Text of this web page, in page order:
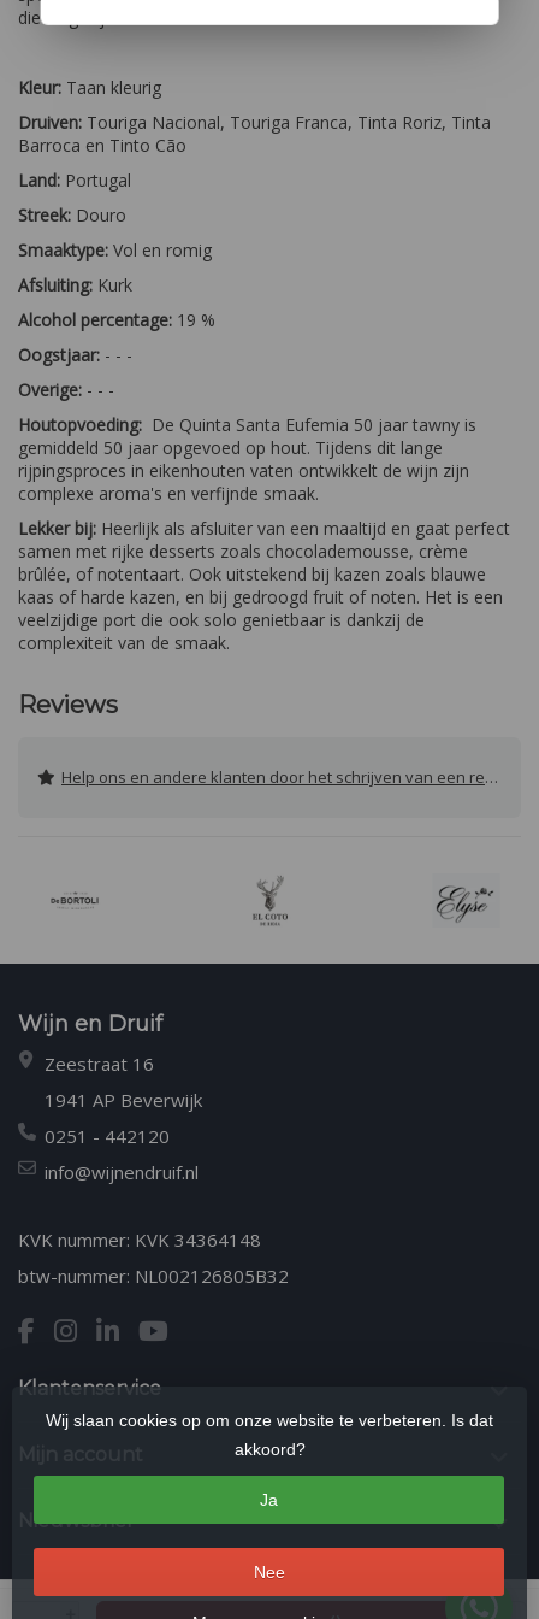
die lang blijft nazinderen.
Kleur: Taan kleurig
Druiven: Touriga Nacional, Touriga Franca, Tinta Roriz, Tinta
Barroca en Tinto Cão
Land: Portugal
Streek: Douro
Smaaktype: Vol en romig
Afsluiting: Kurk
Alcohol percentage: 19 %
Oogstjaar: - - -
Overige: - - -
Houtopvoeding: De Quinta Santa Eufemia 50 jaar tawny is
gemiddeld 50 jaar opgevoed op hout. Tijdens dit lange
rijpingsproces in eikenhouten vaten ontwikkelt de wijn zijn
complexe aroma's en verfijnde smaak.
Lekker bij: Heerlijk als afsluiter van een maaltijd en gaat perfect
samen met rijke desserts zoals chocolademousse, crème
brûlée, of notentaart. Ook uitstekend bij kazen zoals blauwe
kaas of harde kazen, en bij gedroogd fruit of noten. Het is een
veelzijdige port die ook solo genietbaar is dankzij de
complexiteit van de smaak.
Reviews
Help ons en andere klanten door het schrijven van een review
Wijn en Druif
Zeestraat 16
1941 AP Beverwijk
0251 - 442120
info@wijnendruif.nl
KVK nummer: KVK 34364148
btw-nummer: NL002126805B32
Klantenservice
Nieuwsbrief
Wij slaan cookies op om onze website te verbeteren. Is dat
akkoord?
Ja
Nee
© Copyright 2026 Wijn en Druif | Kwaliteitswijnen & Wijnproeverijen in